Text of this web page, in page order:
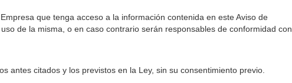
que tenga acceso a la información contenida en este Aviso de
de la misma, o en caso contrario serán responsables de conformidad con
antes citados y los previstos en la Ley, sin su consentimiento previo.